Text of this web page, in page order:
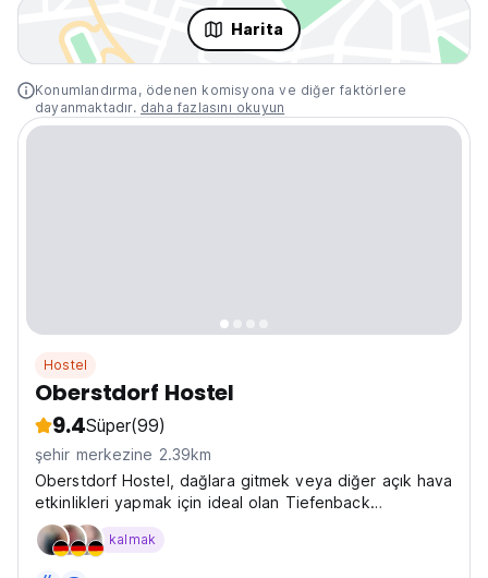
Harita
Konumlandırma, ödenen komisyona ve diğer faktörlere
dayanmaktadır. daha fazlasını okuyun
Hostel
Oberstdorf Hostel
9.4Süper(99)
şehir merkezine 2.39km
Oberstdorf Hostel, dağlara gitmek veya diğer açık hava
etkinlikleri yapmak için ideal olan Tiefenback
bölgesinde yer almaktadır. Bu yeni ve modaya uygun
hostel, özel ve ortak odalar sunmaktadır. Hatta
kalmak